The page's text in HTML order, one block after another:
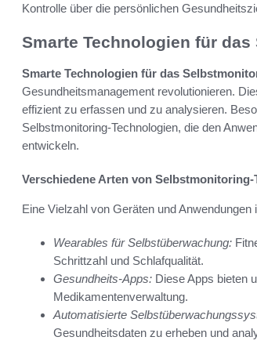
Kontrolle über die persönlichen
Smarte Technologien für
Smarte Technologien für das
Gesundheitsmanagement revolutionieren.
effizient zu erfassen und zu analysieren.
Selbstmonitoring-Technologien, die den
entwickeln.
Verschiedene Arten von
Eine Vielzahl von Geräten und
Wearables für Selbstüberwachung:
Schrittzahl und Schlafqualität.
Gesundheits-Apps: Diese Apps bieten
Medikamentenverwaltung.
Automatisierte
Gesundheitsdaten zu erheben und